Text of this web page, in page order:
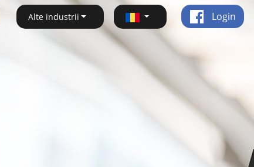
Alte industrii Login